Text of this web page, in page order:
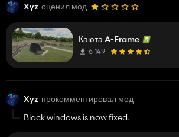
Xyz оценил мод
Каюта A-Frame
6 149
Xyz прокомментировал мод
Black windows is now fixed.